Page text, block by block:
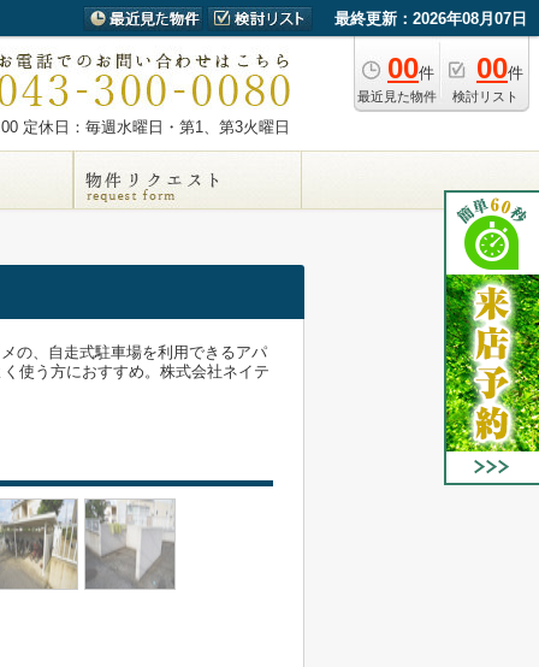
最終更新：2026年08月07日
00件
最近見た物件
00件
検討リスト
定休日：毎週水曜日・第1、第3火曜日
の、自走式駐車場を利用できるアパ
使う方におすすめ。株式会社ネイテ